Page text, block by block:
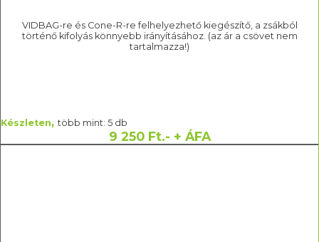
VIDBAG-re és Cone-R-re felhelyezhető kiegészítő, a zsákból
történő kifolyás könnyebb irányításához. (az ár a csövet nem
tartalmazza!)
Készleten,több mint: 5 db
9 250 Ft.- + ÁFA